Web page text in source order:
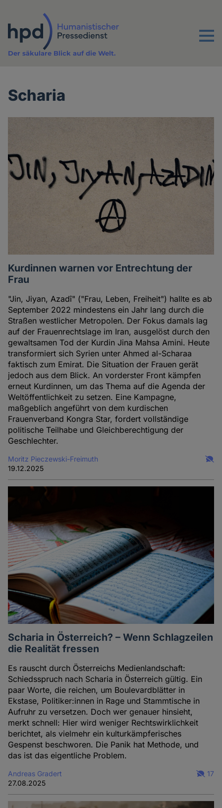
Inhalt
Menu
Der säkulare Blick auf die Welt.
Scharia
Kurdinnen warnen vor Entrechtung der
Frau
"Jin, Jiyan, Azadî" ("Frau, Leben, Freiheit") hallte es ab
September 2022 mindestens ein Jahr lang durch die
Straßen westlicher Metropolen. Der Fokus damals lag
auf der Frauenrechtslage im Iran, ausgelöst durch den
gewaltsamen Tod der Kurdin Jina Mahsa Amini. Heute
transformiert sich Syrien unter Ahmed al-Scharaa
faktisch zum Emirat. Die Situation der Frauen gerät
jedoch aus dem Blick. An vorderster Front kämpfen
erneut Kurdinnen, um das Thema auf die Agenda der
Weltöffentlichkeit zu setzen. Eine Kampagne,
maßgeblich angeführt von dem kurdischen
Frauenverband Kongra Star, fordert vollständige
politische Teilhabe und Gleichberechtigung der
Geschlechter.
Moritz Pieczewski-Freimuth
19.12.2025
Scharia in Österreich? – Wenn Schlagzeilen
die Realität fressen
Es rauscht durch Österreichs Medienlandschaft:
Schiedsspruch nach Scharia in Österreich gültig. Ein
paar Worte, die reichen, um Boulevardblätter in
Ekstase, Politiker:innen in Rage und Stammtische in
Aufruhr zu versetzen. Doch wer genauer hinsieht,
merkt schnell: Hier wird weniger Rechtswirklichkeit
berichtet, als vielmehr ein kulturkämpferisches
Gespenst beschworen. Die Panik hat Methode, und
das ist das eigentliche Problem.
Andreas Gradert
27.08.2025
17